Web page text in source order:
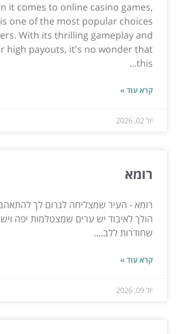
it comes to online casino games,
one of the most popular choices
With its thrilling gameplay and
high payouts, it's no wonder that
this...
קרא עוד »
יול 02, 2026
⁠רומא
רומא - העיר שמצליחה לגרום לך
הולך לאיבוד יש ערים שמצטלמות יפה
שחודרות ללב....
קרא עוד »
יול 09, 2026